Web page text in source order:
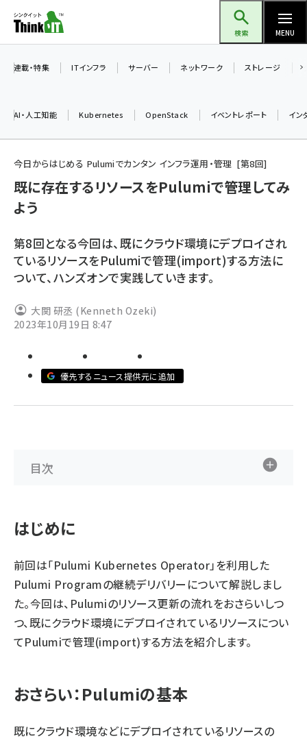
ン
ツ
検索 MENU
加藤銘のチーム貢献～仲間と築いた勝利の絆～ (2329)
drupal (1966)
genai (1494)
abc123 (1371)
ai crunch (1365)
連載・特集 ITインフラ サーバー ネットワーク ストレージ
AI・人工知能 Kubernetes OpenStack イベントレポート イン
今日からはじめる Pulumiでカンタン インフラ運用・管理 第8回
既に存在するリソースをPulumiで管理してみ
よう
第8回となる今回は、既にクラウド環境にデプロイされ
ているリソースをPulumiで管理(import)する方法に
ついて、ハンズオンで実践していきます。
大関 研丞 (Kenneth Ozeki)
2023年10月19日 8:47
優先するニュース提供元に追加
目次
はじめに
前回は「Pulumi Kubernetes Operator」を利用した
Pulumi Programの継続デリバリーについて解説しまし
た。今回は、Pulumiのリソース更新の流れをおさらいしつ
つ、既にクラウド環境にデプロイされているリソースについ
てPulumiで管理(import)する方法を紹介します。
おさらい：Pulumiの基本
既にクラウド環境などにデプロイされているリソースの